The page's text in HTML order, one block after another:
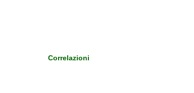
Correlazioni